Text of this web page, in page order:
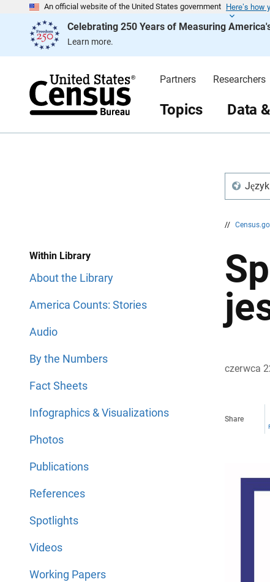
An official website of the United States government Here’s how
Celebrating 250 Years of Measuring
Learn more.
e
Partners Researchers
Topics Data
//
a
n
Within Library
About the Library
America Counts: Stories
Audio
By the Numbers
Fact Sheets
Infographics & Visualizations
Photos
Publications
References
Spotlights
Videos
Working Papers
czerwca
Share